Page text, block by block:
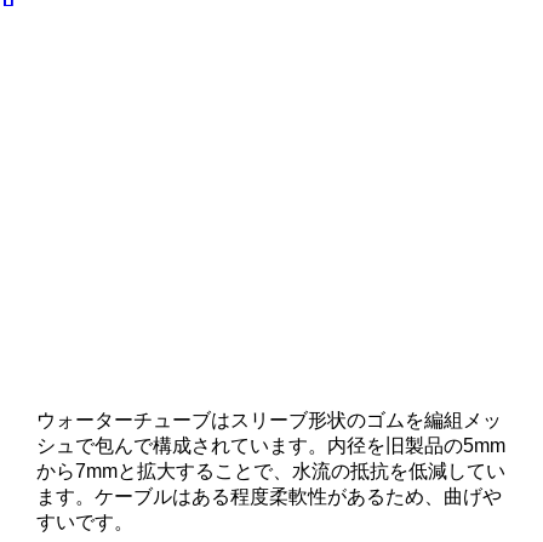
ウォーターチューブはスリーブ形状のゴムを編組メッ
シュで包んで構成されています。内径を旧製品の5mm
から7mmと拡大することで、水流の抵抗を低減してい
ます。ケーブルはある程度柔軟性があるため、曲げや
すいです。